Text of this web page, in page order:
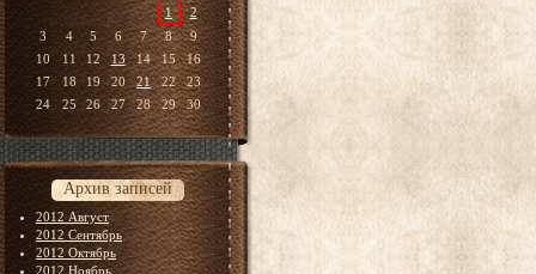
1
2
3
4 5 6 7 8
9
10
11 12 13 14 15
16
17
18 19 20 21 22
23
24
25 26 27 28 29 30
Архив записей
2012 Август
2012 Сентябрь
2012 Октябрь
2012 Ноябрь